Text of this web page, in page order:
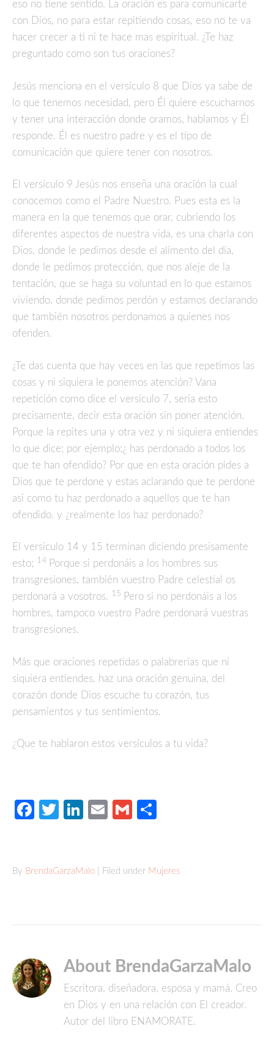
eso no tiene sentido. La oración es para comunicarte
con Dios, no para estar repitiendo cosas, eso no te va
hacer crecer a ti ni te hace mas espiritual. ¿Te haz
preguntado como son tus oraciones?
Jesús menciona en el versículo 8 que Dios ya sabe de
lo que tenemos necesidad, pero Él quiere escucharnos
y tener una interacción donde oramos, hablamos y Él
responde. Él es nuestro padre y es el tipo de
comunicación que quiere tener con nosotros.
El versículo 9 Jesús nos enseña una oración la cual
conocemos como el Padre Nuestro. Pues esta es la
manera en la que tenemos que orar, cubriendo los
diferentes aspectos de nuestra vida, es una charla con
Dios, donde le pedimos desde el alimento del día,
donde le pedimos protección, que nos aleje de la
tentación, que se haga su voluntad en lo que estamos
viviendo, donde pedimos perdón y estamos declarando
que también nosotros perdonamos a quienes nos
ofenden.
¿Te das cuenta que hay veces en las que repetimos las
cosas y ni siquiera le ponemos atención? Vana
repetición como dice el versiculo 7, sería esto
precisamente, decir esta oración sin poner atención.
Porque la repites una y otra vez y ni siquiera entiendes
lo que dice; por ejemplo;¿ has perdonado a todos los
que te han ofendido? Por que en esta oración pides a
Dios que te perdone y estas aclarando que te perdone
asi como tu haz perdonado a aquellos que te han
ofendido. y ¿realmente los haz perdonado?
El versiculo 14 y 15 terminan diciendo presisamente
esto; 14 Porque si perdonáis a los hombres sus
transgresiones, también vuestro Padre celestial os
perdonará a vosotros. 15 Pero si no perdonáis a los
hombres, tampoco vuestro Padre perdonará vuestras
transgresiones.
Más que oraciones repetidas o palabrerías que ni
siquiera entiendes, haz una oración genuina, del
corazón donde Dios escuche tu corazón, tus
pensamientos y tus sentimientos.
¿Que te hablaron estos versículos a tu vida?
Facebook
TwitterLinkedIn
EmailGmail
By BrendaGarzaMalo | Filed under Mujeres
About BrendaGarzaMalo
Escritora, diseñadora, esposa y mamá. Creo
en Dios y en una relación con El creador.
Autor del libro ENAMORATE.